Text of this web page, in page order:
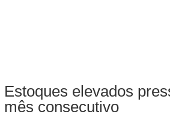
Estoques elevados
mês consecutivo